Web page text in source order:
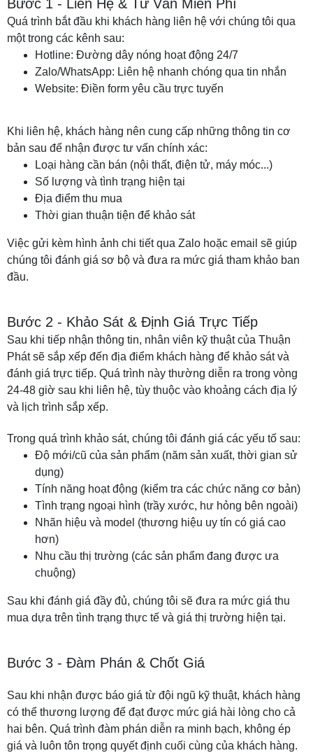
Bước 1 - Liên Hệ & Tư Vấn Miễn Phí
Quá trình bắt đầu khi khách hàng liên hệ với chúng tôi qua
một trong các kênh sau:
Hotline: Đường dây nóng hoạt động 24/7
Zalo/WhatsApp: Liên hệ nhanh chóng qua tin nhắn
Website: Điền form yêu cầu trực tuyến
Khi liên hệ, khách hàng nên cung cấp những thông tin cơ
bản sau để nhận được tư vấn chính xác:
Loại hàng cần bán (nội thất, điện tử, máy móc...)
Số lượng và tình trạng hiện tại
Địa điểm thu mua
Thời gian thuận tiện để khảo sát
Việc gửi kèm hình ảnh chi tiết qua Zalo hoặc email sẽ giúp
chúng tôi đánh giá sơ bộ và đưa ra mức giá tham khảo ban
đầu.
Bước 2 - Khảo Sát & Định Giá Trực Tiếp
Sau khi tiếp nhận thông tin, nhân viên kỹ thuật của Thuận
Phát sẽ sắp xếp đến địa điểm khách hàng để khảo sát và
đánh giá trực tiếp. Quá trình này thường diễn ra trong vòng
24-48 giờ sau khi liên hệ, tùy thuộc vào khoảng cách địa lý
và lịch trình sắp xếp.
Trong quá trình khảo sát, chúng tôi đánh giá các yếu tố sau:
Độ mới/cũ của sản phẩm (năm sản xuất, thời gian sử
dụng)
Tính năng hoạt động (kiểm tra các chức năng cơ bản)
Tình trạng ngoại hình (trầy xước, hư hỏng bên ngoài)
Nhãn hiệu và model (thương hiệu uy tín có giá cao
hơn)
Nhu cầu thị trường (các sản phẩm đang được ưa
chuộng)
Sau khi đánh giá đầy đủ, chúng tôi sẽ đưa ra mức giá thu
mua dựa trên tình trạng thực tế và giá thị trường hiện tại.
Bước 3 - Đàm Phán & Chốt Giá
Sau khi nhận được báo giá từ đội ngũ kỹ thuật, khách hàng
có thể thương lượng để đạt được mức giá hài lòng cho cả
hai bên. Quá trình đàm phán diễn ra minh bạch, không ép
giá và luôn tôn trọng quyết định cuối cùng của khách hàng.